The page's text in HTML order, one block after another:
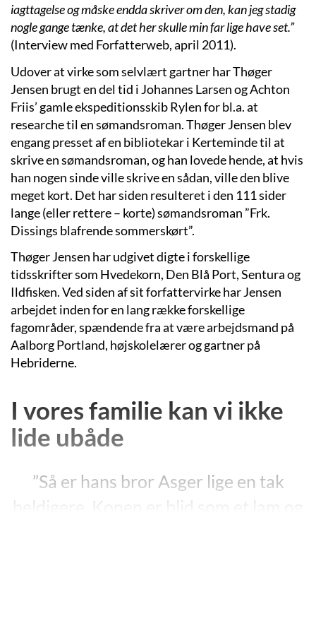
iagttagelse og måske endda skriver om den, kan jeg stadig
nogle gange tænke, at det her skulle min far lige have set.”
(Interview med Forfatterweb, april 2011).
Udover at virke som selvlært gartner har Thøger
Jensen brugt en del tid i Johannes Larsen og Achton
Friis’ gamle ekspeditionsskib Rylen for bl.a. at
researche til en sømandsroman. Thøger Jensen blev
engang presset af en bibliotekar i Kerteminde til at
skrive en sømandsroman, og han lovede hende, at hvis
han nogen sinde ville skrive en sådan, ville den blive
meget kort. Det har siden resulteret i den 111 sider
lange (eller rettere – korte) sømandsroman ”Frk.
Dissings blafrende sommerskørt”.
Thøger Jensen har udgivet digte i forskellige
tidsskrifter som Hvedekorn, Den Blå Port, Sentura og
Ildfisken. Ved siden af sit forfattervirke har Jensen
arbejdet inden for en lang række forskellige
fagområder, spændende fra at være arbejdsmand på
Aalborg Portland, højskolelærer og gartner på
Hebriderne.
I vores familie kan vi ikke
lide ubåde
”Så er hans bror Asger lige en tak
heldigere. Konen er blid som et lam og